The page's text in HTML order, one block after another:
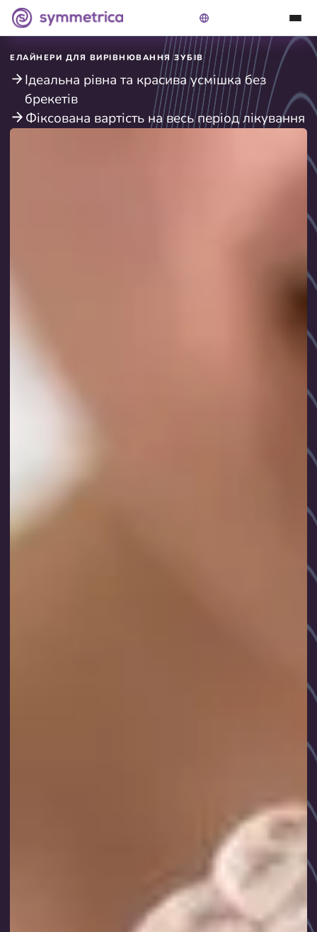
ЕЛАЙНЕРИ ДЛЯ ВИРІВНЮВАННЯ ЗУБІВ
Ідеальна рівна та красива усмішка без
брекетів
Фіксована вартість на весь період лікування